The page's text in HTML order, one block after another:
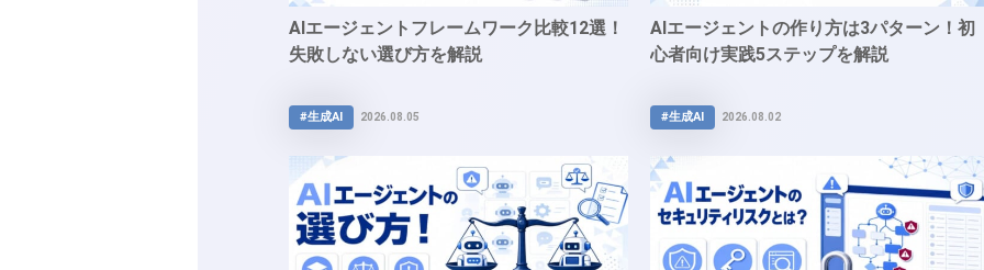
AIエージェントフレームワーク比較12選！
失敗しない選び方を解説
#生成AI 2026.08.05
AIエージェントの作り方は3パターン！初
心者向け実践5ステップを解説
#生成AI 2026.08.02